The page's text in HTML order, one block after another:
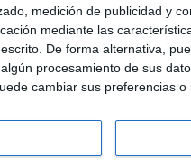
medición de publicidad y
mediante las
De forma alternativa,
procesamiento de sus
cambiar sus preferencias
Aviso legal|
2003-2026Compás